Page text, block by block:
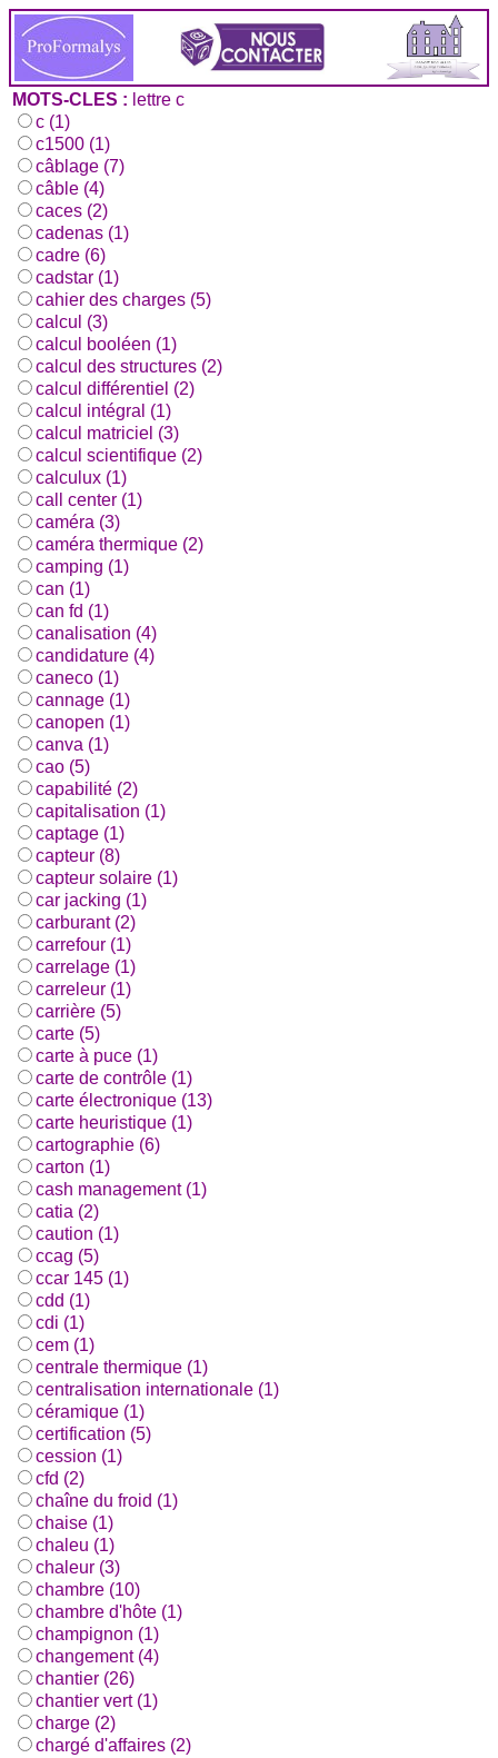
MOTS-CLES : lettre c
c (1)
c1500 (1)
câblage (7)
câble (4)
caces (2)
cadenas (1)
cadre (6)
cadstar (1)
cahier des charges (5)
calcul (3)
calcul booléen (1)
calcul des structures (2)
calcul différentiel (2)
calcul intégral (1)
calcul matriciel (3)
calcul scientifique (2)
calculux (1)
call center (1)
caméra (3)
caméra thermique (2)
camping (1)
can (1)
can fd (1)
canalisation (4)
candidature (4)
caneco (1)
cannage (1)
canopen (1)
canva (1)
cao (5)
capabilité (2)
capitalisation (1)
captage (1)
capteur (8)
capteur solaire (1)
car jacking (1)
carburant (2)
carrefour (1)
carrelage (1)
carreleur (1)
carrière (5)
carte (5)
carte à puce (1)
carte de contrôle (1)
carte électronique (13)
carte heuristique (1)
cartographie (6)
carton (1)
cash management (1)
catia (2)
caution (1)
ccag (5)
ccar 145 (1)
cdd (1)
cdi (1)
cem (1)
centrale thermique (1)
centralisation internationale (1)
céramique (1)
certification (5)
cession (1)
cfd (2)
chaîne du froid (1)
chaise (1)
chaleu (1)
chaleur (3)
chambre (10)
chambre d'hôte (1)
champignon (1)
changement (4)
chantier (26)
chantier vert (1)
charge (2)
chargé d'affaires (2)